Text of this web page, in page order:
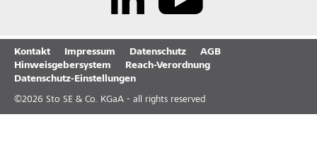
Kontakt Impressum Datenschutz
AGB
Hinweisgebersystem
Reach-Verordnung
Datenschutz-Einstellungen
©2026 Sto SE & Co. KGaA - all rights reserved